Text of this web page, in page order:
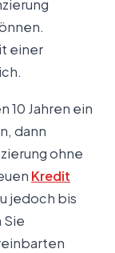
einer
10 Jahren ein
dann
ohne
Kredit
jedoch bis
Sie